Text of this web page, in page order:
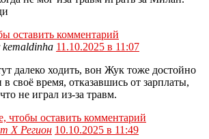
оставить комментарий
kemaldinha 11.10.2025 в 11:07
далеко ходить, вон Жук тоже достойно
в своё время, отказавшись от зарплаты,
не играл из-за травм.
чтобы оставить комментарий
Х Регион 10.10.2025 в 11:49